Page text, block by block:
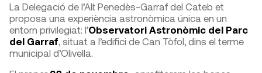
La Delegació de l’Alt Penedès-Garraf del Cateb et
proposa una experiència astronòmica única en un
entorn privilegiat: l’Observatori Astronòmic del Parc
del Garraf, situat a l’edifici de Can Tòfol, dins el terme
municipal d’Olivella.